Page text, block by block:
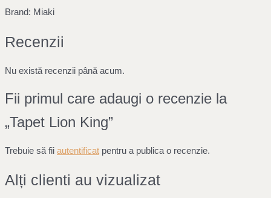
Brand: Miaki
Recenzii
Nu există recenzii până acum.
Fii primul care adaugi o recenzie la
„Tapet Lion King”
Trebuie să fii autentificat pentru a publica o recenzie.
Alți clienti au vizualizat